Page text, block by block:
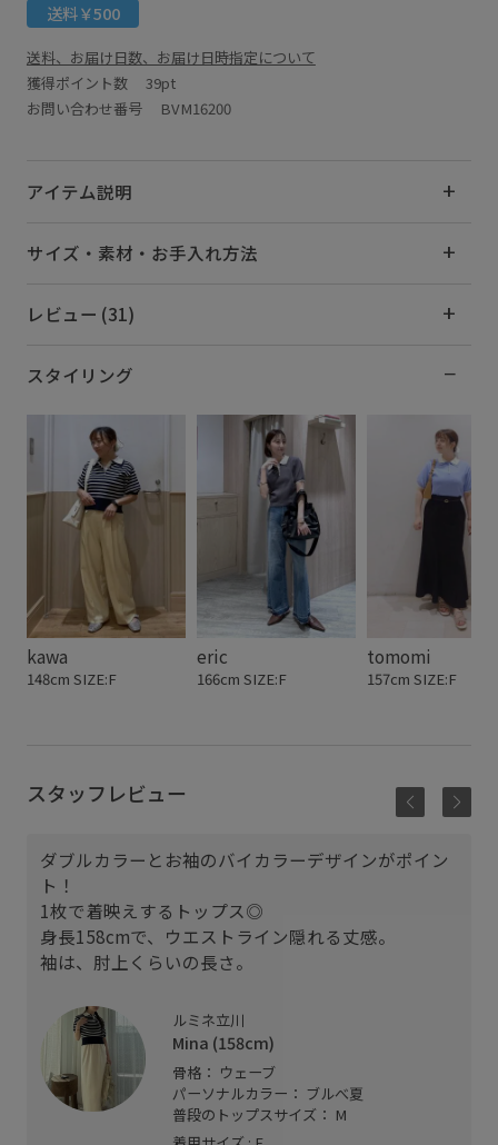
送料￥500
送料、お届け日数、お届け日時指定について
獲得ポイント数 39pt
お問い合わせ番号 BVM16200
アイテム説明
サイズ・素材・お手入れ方法
レビュー (31)
スタイリング
kawa
148cm SIZE:F
eric
166cm SIZE:F
tomomi
157cm SIZE:F
スタッフレビュー
ダブルカラーとお袖のバイカラーデザインがポイン
ト！
1枚で着映えするトップス◎
身長158cmで、ウエストライン隠れる丈感。
袖は、肘上くらいの長さ。
ルミネ立川
Mina (158cm)
骨格： ウェーブ
パーソナルカラー： ブルべ夏
普段のトップスサイズ： M